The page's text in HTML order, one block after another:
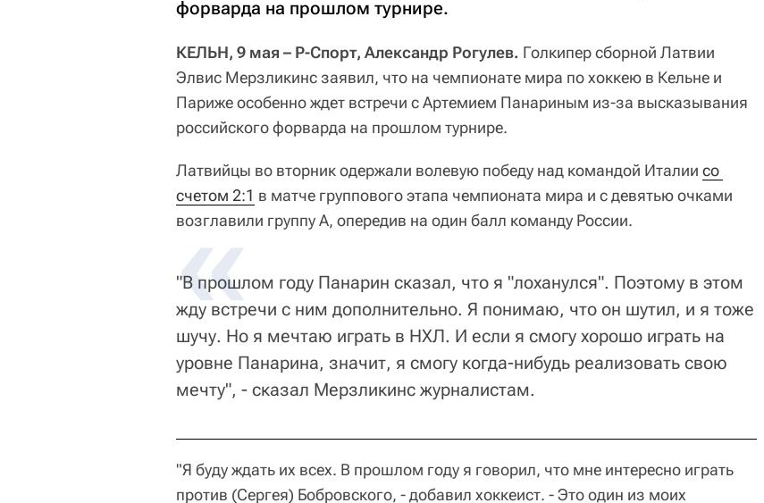
форварда на прошлом турнире.
КЕЛЬН, 9 мая – Р-Спорт, Александр Рогулев. Голкипер сборной Латвии
Элвис Мерзликинс заявил, что на чемпионате мира по хоккею в Кельне и
Париже особенно ждет встречи с Артемием Панариным из-за высказывания
российского форварда на прошлом турнире.
Латвийцы во вторник одержали волевую победу над командой Италии со
счетом 2:1 в матче группового этапа чемпионата мира и с девятью очками
возглавили группу А, опередив на один балл команду России.
"В прошлом году Панарин сказал, что я "лоханулся". Поэтому в этом
жду встречи с ним дополнительно. Я понимаю, что он шутил, и я тоже
шучу. Но я мечтаю играть в НХЛ. И если я смогу хорошо играть на
уровне Панарина, значит, я смогу когда-нибудь реализовать свою
мечту", - сказал Мерзликинс журналистам.
"Я буду ждать их всех. В прошлом году я говорил, что мне интересно играть
против (Сергея) Бобровского, - добавил хоккеист. - Это один из моих